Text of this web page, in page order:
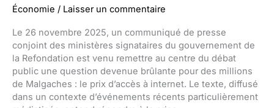
Économie / Laisser un commentaire
Le 26 novembre 2025, un communiqué de presse
conjoint des ministères signataires du gouvernement de
la Refondation est venu remettre au centre du débat
public une question devenue brûlante pour des millions
de Malgaches : le prix d’accès à internet. Le texte, diffusé
dans un contexte d’événements récents particulièrement